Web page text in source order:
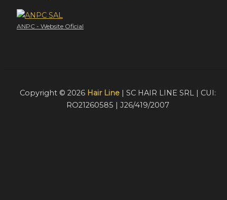
ANPC - Website Oficial
Copyright © 2026 Hair Line| SC HAIR LINE SRL | CUI:
RO21260585 | J26/419/2007